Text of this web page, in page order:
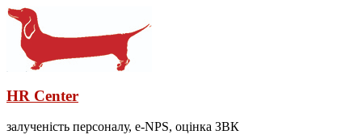
HR Center
залученість персоналу, e-NPS, оцінка ЗВК